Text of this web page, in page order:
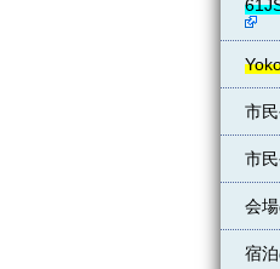
市
市
会
宿